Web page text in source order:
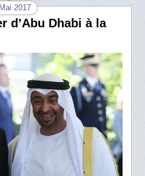
2017
d’Abu Dhabi à la